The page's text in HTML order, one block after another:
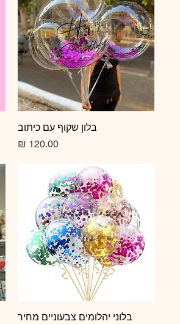
תצוגה מהירה
בלון שקוף עם כיתוב
מחיר‏120.00 ‏₪
תצוגה מהירה
בלוני יהלומים צבעוניים מחיר